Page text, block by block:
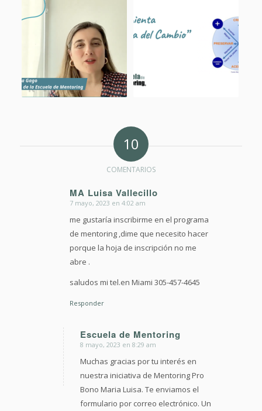
10
COMENTARIOS
MA Luisa Vallecillo
Dice:
7 mayo, 2023 en 4:02 am
me gustaría inscribirme en el programa
de mentoring ,dime que necesito hacer
porque la hoja de inscripción no me
abre .
saludos mi tel.en Miami 305-457-4645
Responder
Escuela de Mentoring
Dice:
8 mayo, 2023 en 8:29 am
Muchas gracias por tu interés en
nuestra iniciativa de Mentoring Pro
Bono Maria Luisa. Te enviamos el
formulario por correo electrónico. Un